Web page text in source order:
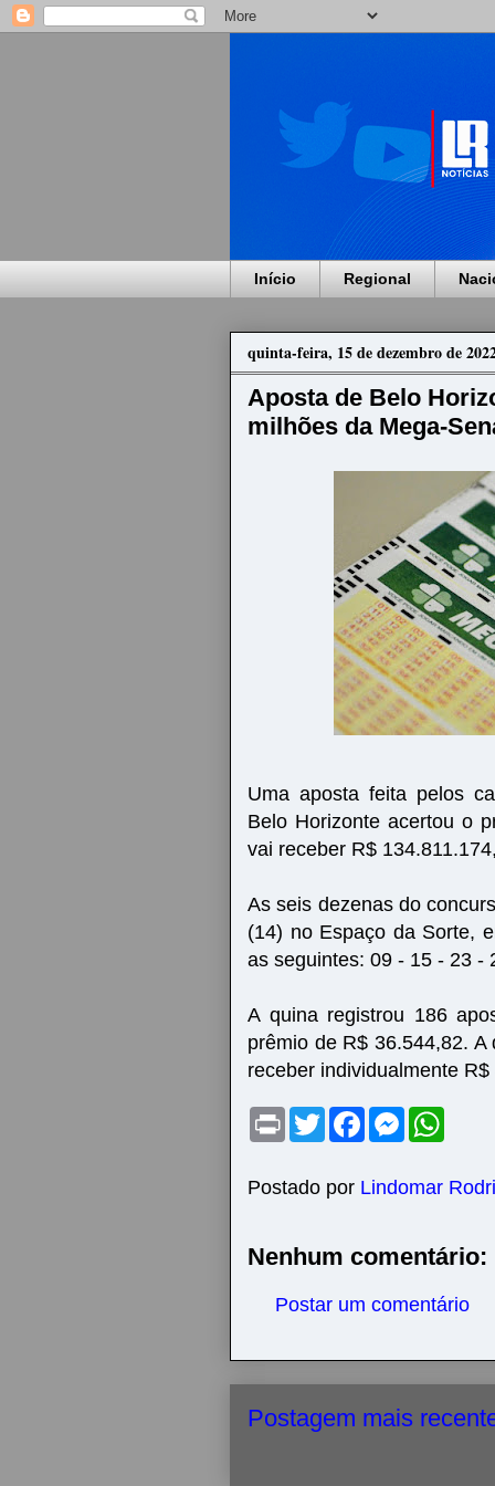
Início Regional
quinta-feira, 15 de dezembro de
Aposta de Belo
milhões da Mega-
Uma aposta feita pelos
Belo Horizonte acertou o
vai receber R$
As seis dezenas do
(14) no Espaço da Sorte,
as seguintes: 09 - 15 - 23 -
A quina registrou 186
prêmio de R$ 36.544,82.
receber individualmente R$
P
t
T
w
t
e
F
a
b
M
e
e
r
s
Postado por Lindomar
Nenhum comentário:
Postar um comentário
Postagem mais